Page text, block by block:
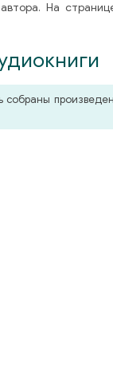
На
собраны